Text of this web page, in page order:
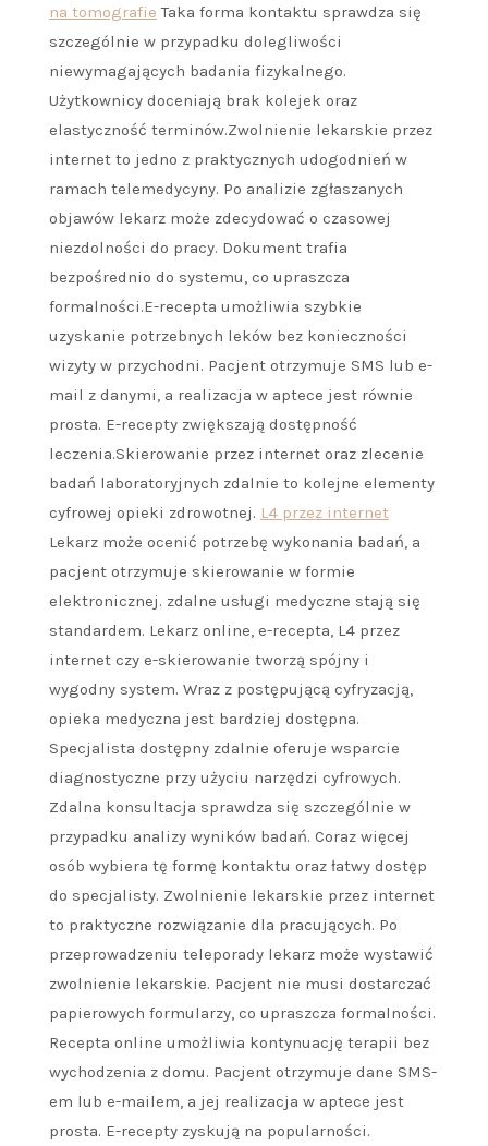
na tomografie Taka forma kontaktu sprawdza się
szczególnie w przypadku dolegliwości
niewymagających badania fizykalnego.
Użytkownicy doceniają brak kolejek oraz
elastyczność terminów.Zwolnienie lekarskie przez
internet to jedno z praktycznych udogodnień w
ramach telemedycyny. Po analizie zgłaszanych
objawów lekarz może zdecydować o czasowej
niezdolności do pracy. Dokument trafia
bezpośrednio do systemu, co upraszcza
formalności.E-recepta umożliwia szybkie
uzyskanie potrzebnych leków bez konieczności
wizyty w przychodni. Pacjent otrzymuje SMS lub e-
mail z danymi, a realizacja w aptece jest równie
prosta. E-recepty zwiększają dostępność
leczenia.Skierowanie przez internet oraz zlecenie
badań laboratoryjnych zdalnie to kolejne elementy
cyfrowej opieki zdrowotnej. L4 przez internet
Lekarz może ocenić potrzebę wykonania badań, a
pacjent otrzymuje skierowanie w formie
elektronicznej. zdalne usługi medyczne stają się
standardem. Lekarz online, e-recepta, L4 przez
internet czy e-skierowanie tworzą spójny i
wygodny system. Wraz z postępującą cyfryzacją,
opieka medyczna jest bardziej dostępna.
Specjalista dostępny zdalnie oferuje wsparcie
diagnostyczne przy użyciu narzędzi cyfrowych.
Zdalna konsultacja sprawdza się szczególnie w
przypadku analizy wyników badań. Coraz więcej
osób wybiera tę formę kontaktu oraz łatwy dostęp
do specjalisty. Zwolnienie lekarskie przez internet
to praktyczne rozwiązanie dla pracujących. Po
przeprowadzeniu teleporady lekarz może wystawić
zwolnienie lekarskie. Pacjent nie musi dostarczać
papierowych formularzy, co upraszcza formalności.
Recepta online umożliwia kontynuację terapii bez
wychodzenia z domu. Pacjent otrzymuje dane SMS-
em lub e-mailem, a jej realizacja w aptece jest
prosta. E-recepty zyskują na popularności.